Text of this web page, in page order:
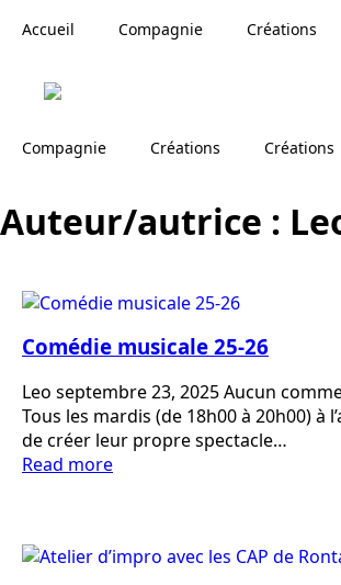
Accueil Compagnie Créations
Compagnie Créations Créations
Auteur/autrice :
Comédie musicale 25-26
Leo septembre 23, 2025Aucun
Tous les mardis (de 18h00 à 20h00)
de créer leur propre spectacle…
Read more